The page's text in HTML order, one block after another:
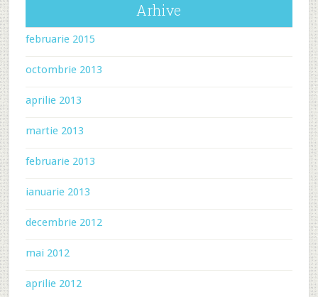
Arhive
februarie 2015
octombrie 2013
aprilie 2013
martie 2013
februarie 2013
ianuarie 2013
decembrie 2012
mai 2012
aprilie 2012